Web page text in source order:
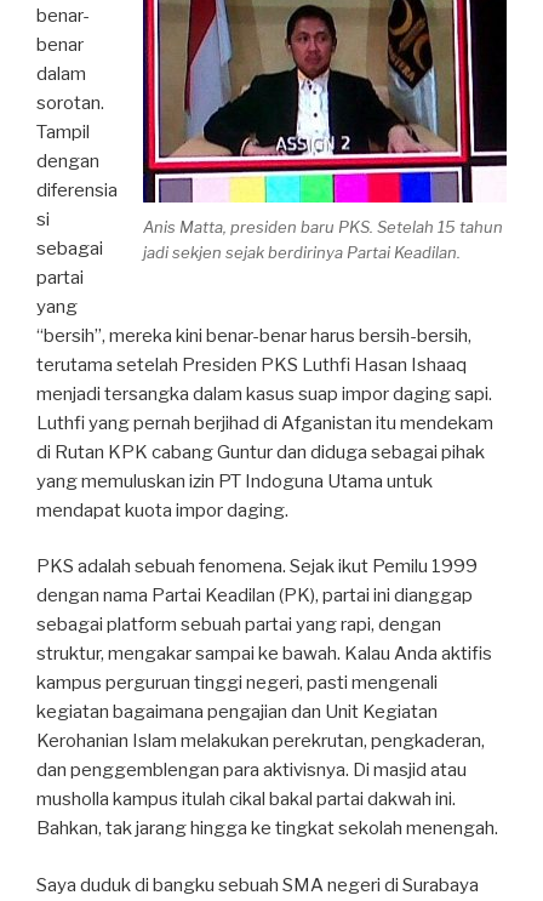
Anis Matta, presiden baru PKS. Setelah 15 tahun
jadi sekjen sejak berdirinya Partai Keadilan.
benar-
benar
dalam
sorotan.
Tampil
dengan
diferensia
si
sebagai
partai
yang
“bersih”, mereka kini benar-benar harus bersih-bersih,
terutama setelah Presiden PKS Luthfi Hasan Ishaaq
menjadi tersangka dalam kasus suap impor daging sapi.
Luthfi yang pernah berjihad di Afganistan itu mendekam
di Rutan KPK cabang Guntur dan diduga sebagai pihak
yang memuluskan izin PT Indoguna Utama untuk
mendapat kuota impor daging.
PKS adalah sebuah fenomena. Sejak ikut Pemilu 1999
dengan nama Partai Keadilan (PK), partai ini dianggap
sebagai platform sebuah partai yang rapi, dengan
struktur, mengakar sampai ke bawah. Kalau Anda aktifis
kampus perguruan tinggi negeri, pasti mengenali
kegiatan bagaimana pengajian dan Unit Kegiatan
Kerohanian Islam melakukan perekrutan, pengkaderan,
dan penggemblengan para aktivisnya. Di masjid atau
musholla kampus itulah cikal bakal partai dakwah ini.
Bahkan, tak jarang hingga ke tingkat sekolah menengah.
Saya duduk di bangku sebuah SMA negeri di Surabaya